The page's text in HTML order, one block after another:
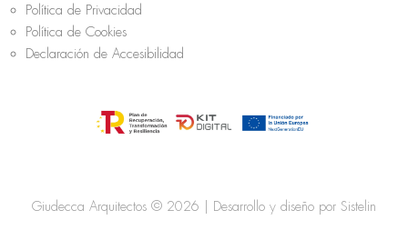
Política de Privacidad
Política de Cookies
Declaración de Accesibilidad
Giudecca Arquitectos © 2026 | Desarrollo y diseño por Sistelin